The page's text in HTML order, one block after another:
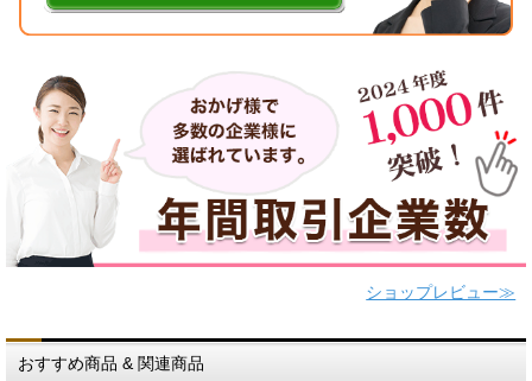
ショップレビュー≫
おすすめ商品 & 関連商品